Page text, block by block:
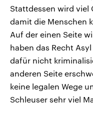
Stattdessen wird viel
damit die Menschen
Auf der einen Seite
haben das Recht
dafür nicht
anderen Seite
keine legalen Wege
Schleuser sehr viel